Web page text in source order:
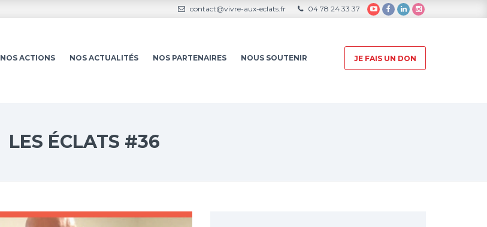
contact@vivre-aux-eclats.fr 04 78 24 33 37
NOS ACTIONS NOS ACTUALITÉS NOS PARTENAIRES NOUS SOUTENIR JE FAIS UN DON
LES ÉCLATS #36